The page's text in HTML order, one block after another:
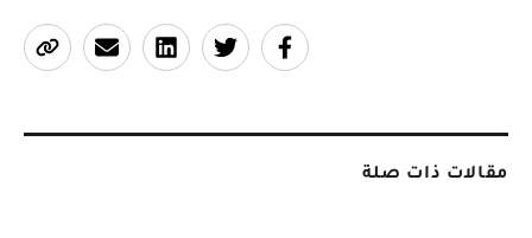
مقالات ذات صلة